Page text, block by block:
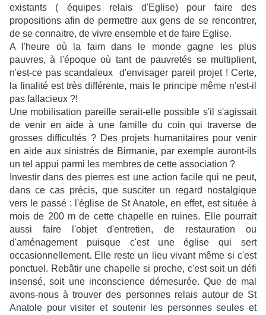
existants ( équipes relais d'Eglise) pour faire des
propositions afin de permettre aux gens de se rencontrer,
de se connaitre, de vivre ensemble et de faire Eglise.
A l'heure où la faim dans le monde gagne les plus
pauvres, à l'époque où tant de pauvretés se multiplient,
n'est-ce pas scandaleux d'envisager pareil projet ! Certe,
la finalité est très différente, mais le principe même n'est-il
pas fallacieux ?!
Une mobilisation pareille serait-elle possible s'il s'agissait
de venir en aide à une famille du coin qui traverse de
grosses difficultés ? Des projets humanitaires pour venir
en aide aux sinistrés de Birmanie, par exemple auront-ils
un tel appui parmi les membres de cette association ?
Investir dans des pierres est une action facile qui ne peut,
dans ce cas précis, que susciter un regard nostalgique
vers le passé : l'église de St Anatole, en effet, est située à
mois de 200 m de cette chapelle en ruines. Elle pourrait
aussi faire l'objet d'entretien, de restauration ou
d'aménagement puisque c'est une église qui sert
occasionnellement. Elle reste un lieu vivant même si c'est
ponctuel. Rebâtir une chapelle si proche, c'est soit un défi
insensé, soit une inconscience démesurée. Que de mal
avons-nous à trouver des personnes relais autour de St
Anatole pour visiter et soutenir les personnes seules et